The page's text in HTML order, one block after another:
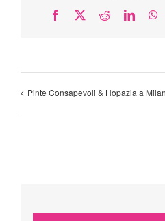
Facebook Reddit
Pinte Consapevoli & Hopazia a